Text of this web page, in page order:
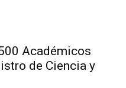
Académicos
de Ciencia y